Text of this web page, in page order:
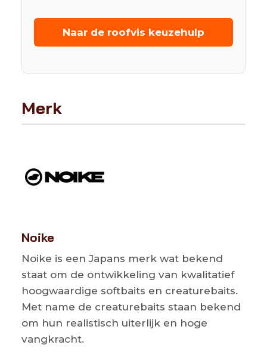
Naar de roofvis keuzehulp
Merk
Noike
Noike is een Japans merk wat bekend
staat om de ontwikkeling van kwalitatief
hoogwaardige softbaits en creaturebaits.
Met name de creaturebaits staan bekend
om hun realistisch uiterlijk en hoge
vangkracht.